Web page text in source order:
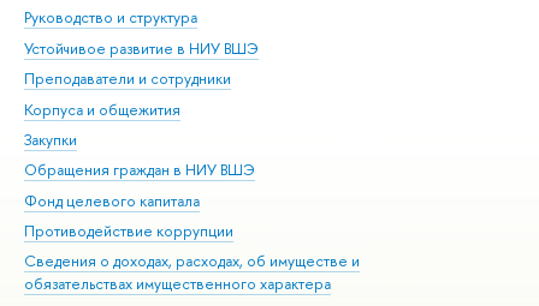
Руководство и структура
Устойчивое развитие в НИУ ВШЭ
Преподаватели и сотрудники
Корпуса и общежития
Закупки
Обращения граждан в НИУ ВШЭ
Фонд целевого капитала
Противодействие коррупции
Сведения о доходах, расходах, об имуществе и
обязательствах имущественного характера